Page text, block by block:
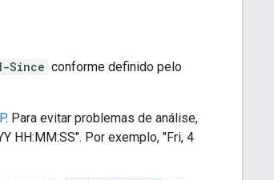
Since conforme definido pelo
. Para evitar problemas de análise,
HH:MM:SS". Por exemplo, "Fri, 4